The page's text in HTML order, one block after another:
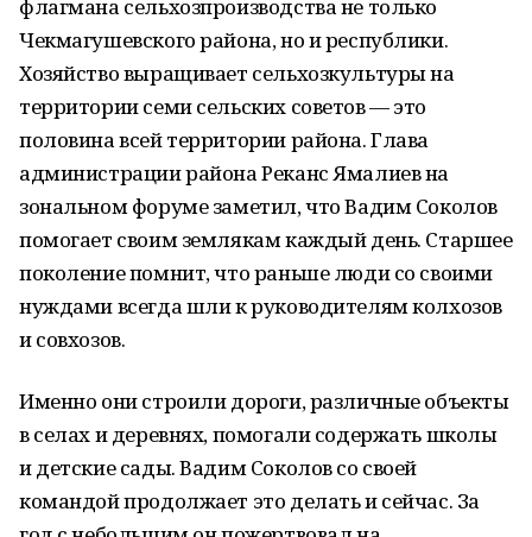
флагмана сельхозпроизводства не только
Чекмагушевского района, но и республики.
Хозяйство выращивает сельхозкультуры на
территории семи сельских советов — это
половина всей территории района. Глава
администрации района Реканс Ямалиев на
зональном форуме заметил, что Вадим Соколов
помогает своим землякам каждый день. Старшее
поколение помнит, что раньше люди со своими
нуждами всегда шли к руководителям колхозов
и совхозов.
Именно они строили дороги, различные объекты
в селах и деревнях, помогали содержать школы
и детские сады. Вадим Соколов со своей
командой продолжает это делать и сейчас. За